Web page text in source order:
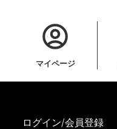
マイページ
ログイン/会員登録